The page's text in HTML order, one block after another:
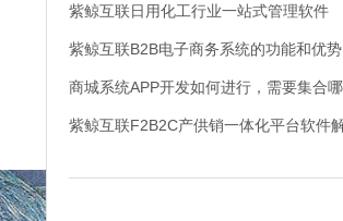
紫鲸互联日用化工行业一站式管理软件
紫鲸互联B2B电子商务系统的功能和优势